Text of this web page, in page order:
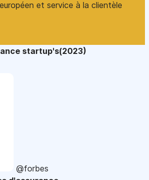
et service à la clientèle
startup's(2023)
@forbes